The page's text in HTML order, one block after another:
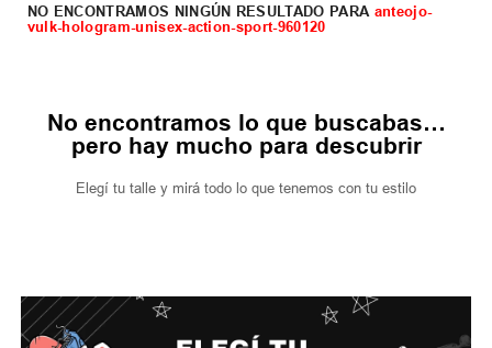
anteojo-
vulk-hologram-unisex-action-sport-960120
No encontramos lo que buscabas…
pero hay mucho para descubrir
Elegí tu talle y mirá todo lo que tenemos con tu estilo